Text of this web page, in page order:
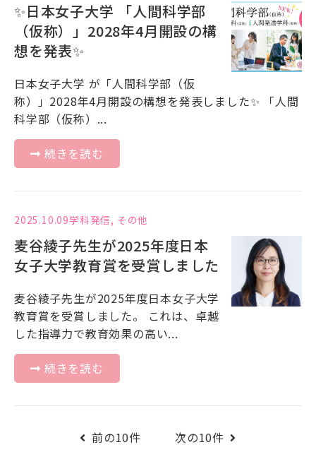
✨日本女子大学 「人間科学部
（仮称）」2028年4月開設の構
想を発表✨
日本女子大学 が「人間科学部（仮
称）」2028年4月開設の構想を発表しました✨ 「人間
科学部（仮称）...
続きを読む
2025.10.09学科発信, その他
麦谷綾子先生が2025年度日本
女子大学教育賞を受賞しました
麦谷綾子先生が2025年度日本女子大学
教育賞を受賞しました。 これは、卓越
した指導力で教育効果の高い...
続きを読む
前の10件 次の10件